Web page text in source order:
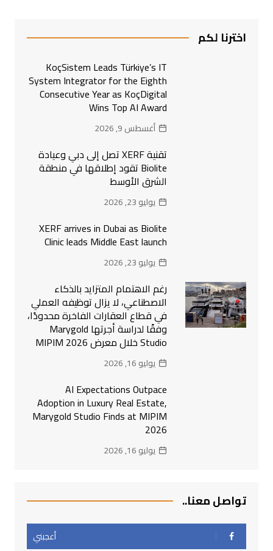
اخترنا لكم
KoçSistem Leads Türkiye’s IT
System Integrator for the Eighth
Consecutive Year as KoçDigital
Wins Top AI Award
أغسطس 9, 2026
تقنية XERF تصل إلى دبي وعيادة
Biolite تقود إطلاقها في منطقة
الشرق الأوسط
يوليو 23, 2026
XERF arrives in Dubai as Biolite
Clinic leads Middle East launch
يوليو 23, 2026
رغم الاهتمام المتزايد بالذكاء
الاصطناعي، لا يزال توظيفه العملي
في قطاع العقارات الفاخرة محدودًا،
وفقًا لدراسة أجرتها Marygold
Studio خلال معرض MIPIM 2026
يوليو 16, 2026
AI Expectations Outpace
Adoption in Luxury Real Estate,
Marygold Studio Finds at MIPIM
2026
يوليو 16, 2026
تواصل معنا..
أعجبني